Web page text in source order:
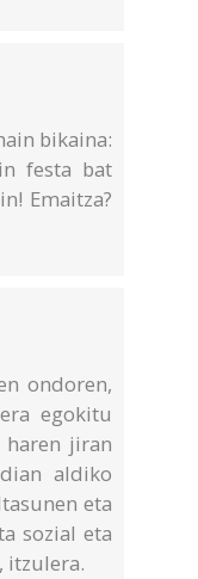
bikaina:
festa bat
Emaitza?
ondoren,
egokitu
haren jiran
aldiko
eta
sozial eta
itzulera.